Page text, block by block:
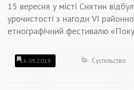
15 вересня у місті Снятин
урочистості з нагоди VІ
етнографічний фестивалю
16.09.2019 Суспільство